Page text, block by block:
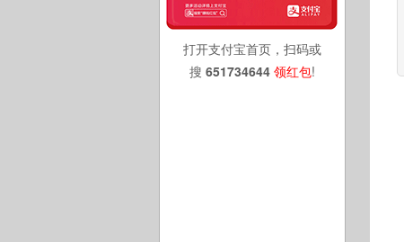
打开支付宝首页，扫码或
搜 651734644 领红包!